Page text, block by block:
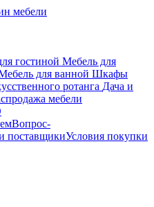
мебели
гостиной Мебель для
для ванной Шкафы
ротанга Дача и
мебели
Вопрос-
поставщикиУсловия покупки